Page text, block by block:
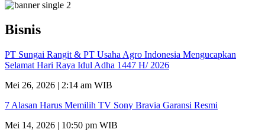
Bisnis
PT Sungai Rangit & PT Usaha Agro Indonesia Mengucapkan
Selamat Hari Raya Idul Adha 1447 H/ 2026
Mei 26, 2026 | 2:14 am WIB
7 Alasan Harus Memilih TV Sony Bravia Garansi Resmi
Mei 14, 2026 | 10:50 pm WIB